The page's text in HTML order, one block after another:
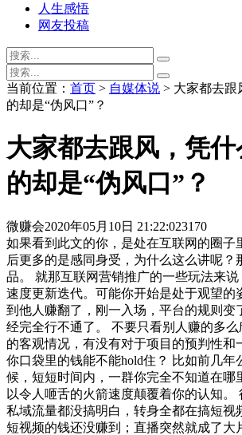
人生感悟
网友投稿
当前位置： 首页 > 自媒体说 > 大家都去跟
的却是“伪风口”？
大家都去跟风，凭
的却是“伪风口”？
微赚会2020年05月10日 21:22:023170
如果看到此文的你，是处在互联网的圈子
后更多的是感同身受，为什么这么讲呢？
品。 就那互联网营销推广的一些玩法来
速度更新迭代。可能你开始是处于观望的
到他人赚翻了，刚一入场，平台的规则变
经完全行不通了。 不要只看别人赚的多
的客观情况，有没有对于项目的预判性和
你口袋里的钱能不能hold住？ 比如前几年
候，短短时间内，一群你完全不知道在哪
以令人咂舌的火箭速度颠覆着你的认知。
私域流量都没搞明白，转身全都在搞短视
短视频的钱还没赚到；直播突然就成了大